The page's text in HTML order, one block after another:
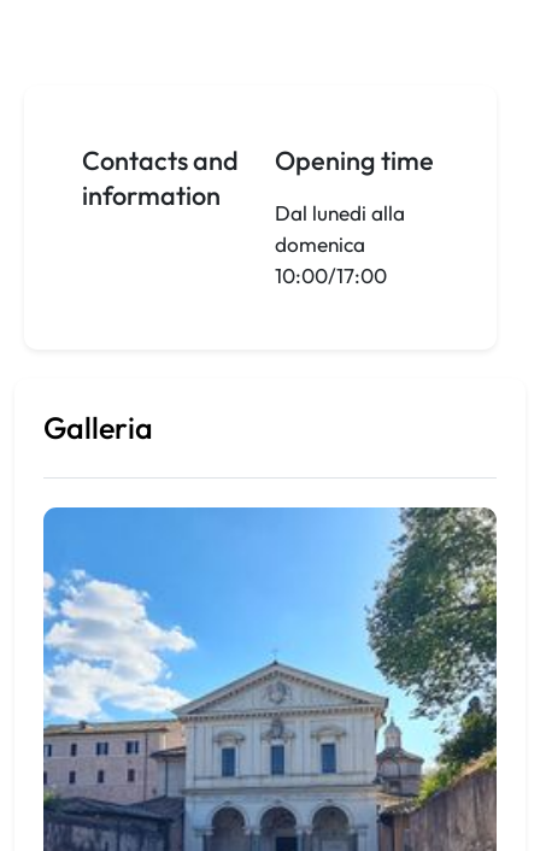
Contacts and
information
Opening time
Dal lunedi alla
domenica
10:00/17:00
Galleria